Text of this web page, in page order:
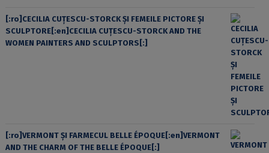
[:ro]CECILIA CUŢESCU-STORCK ŞI FEMEILE PICTORE ŞI
SCULPTORE[:en]CECILIA CUŢESCU-STORCK AND THE
WOMEN PAINTERS AND SCULPTORS[:]
[:ro]VERMONT ȘI FARMECUL BELLE ÉPOQUE[:en]VERMONT
AND THE CHARM OF THE BELLE ÉPOQUE[:]